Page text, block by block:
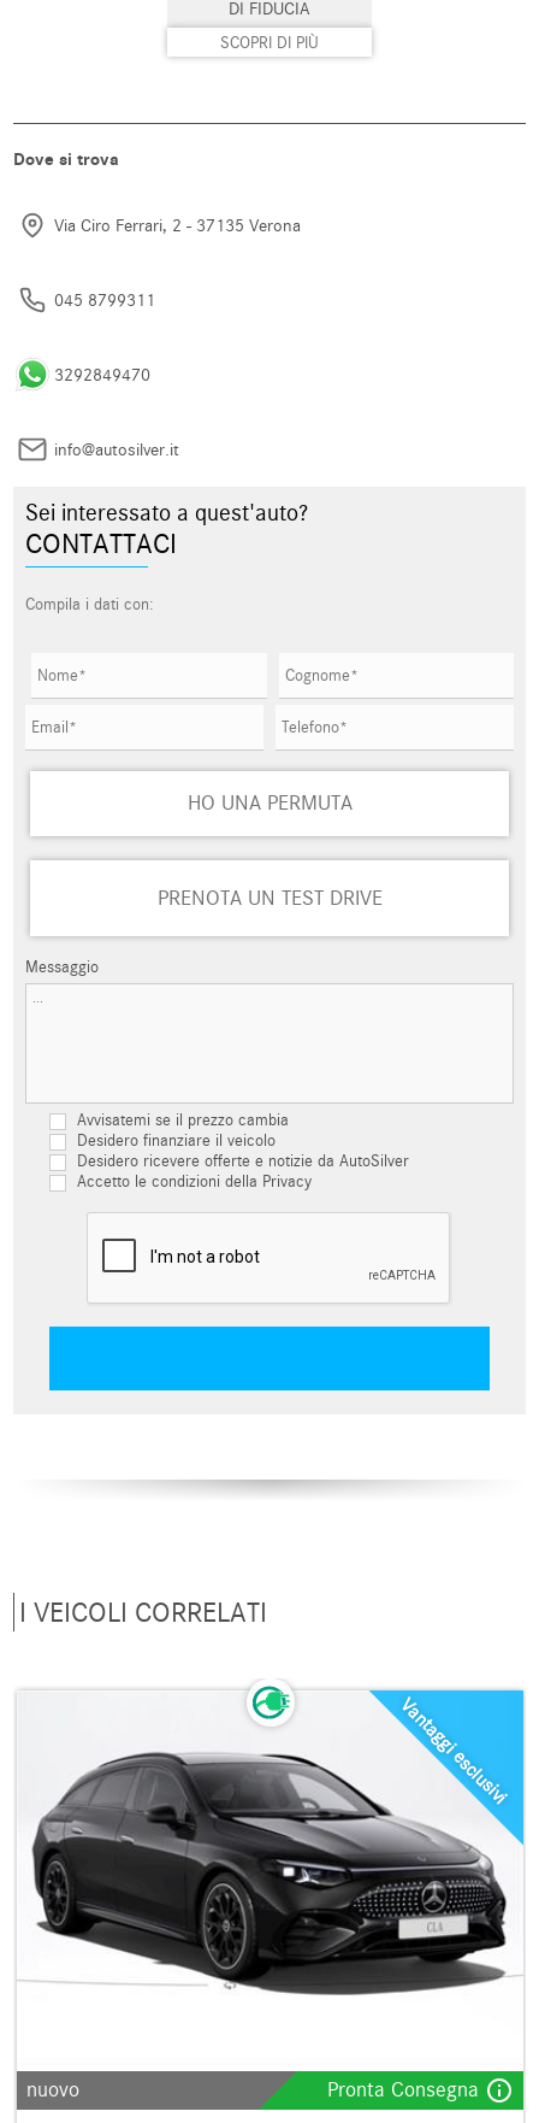
DI FIDUCIA
SCOPRI DI PIÙ
Dove si trova
Via Ciro Ferrari, 2 - 37135 Verona
045 8799311
3292849470
info@autosilver.it
Sei interessato a quest'auto?
CONTATTACI
Compila i dati con:
HO UNA PERMUTA
PRENOTA UN TEST DRIVE
Messaggio
Avvisatemi se il prezzo cambia
Desidero finanziare il veicolo
Desidero ricevere offerte e notizie da AutoSilver
Accetto le condizioni della Privacy
I VEICOLI CORRELATI
nuovo Pronta Consegna info_outline
Vantaggi esclusivi